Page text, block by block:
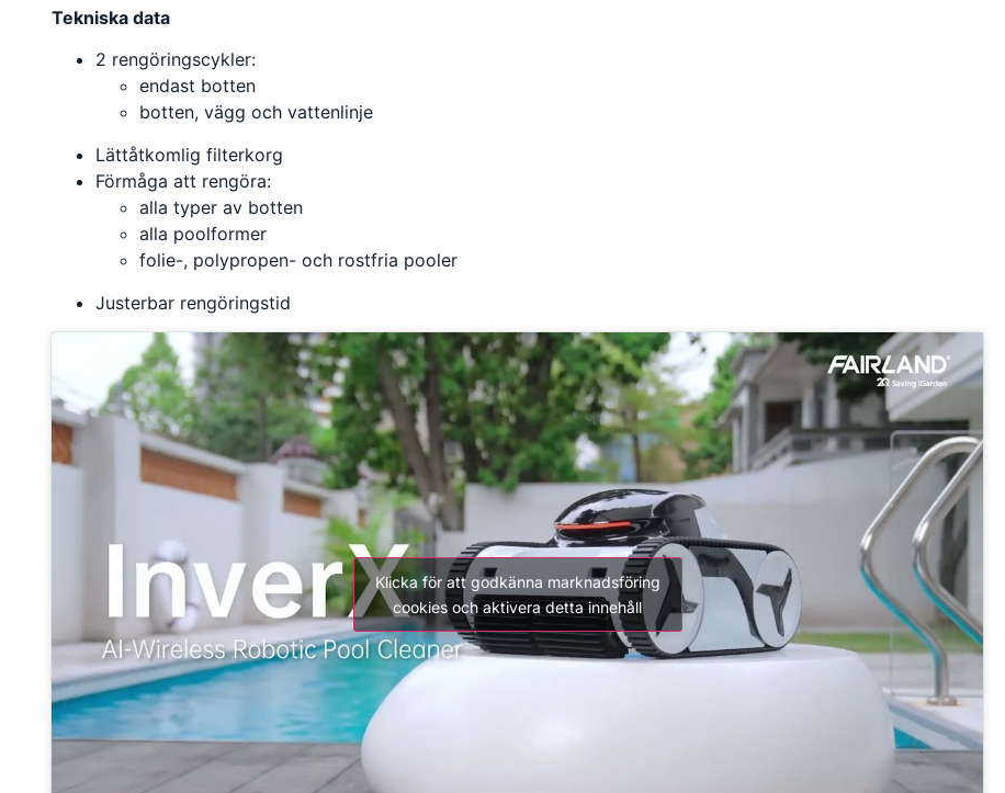
Tekniska data
2 rengöringscykler:
endast botten
botten, vägg och vattenlinje
Lättåtkomlig filterkorg
Förmåga att rengöra:
alla typer av botten
alla poolformer
folie-, polypropen- och rostfria pooler
Justerbar rengöringstid
Klicka för att godkänna marknadsföring
cookies och aktivera detta innehåll